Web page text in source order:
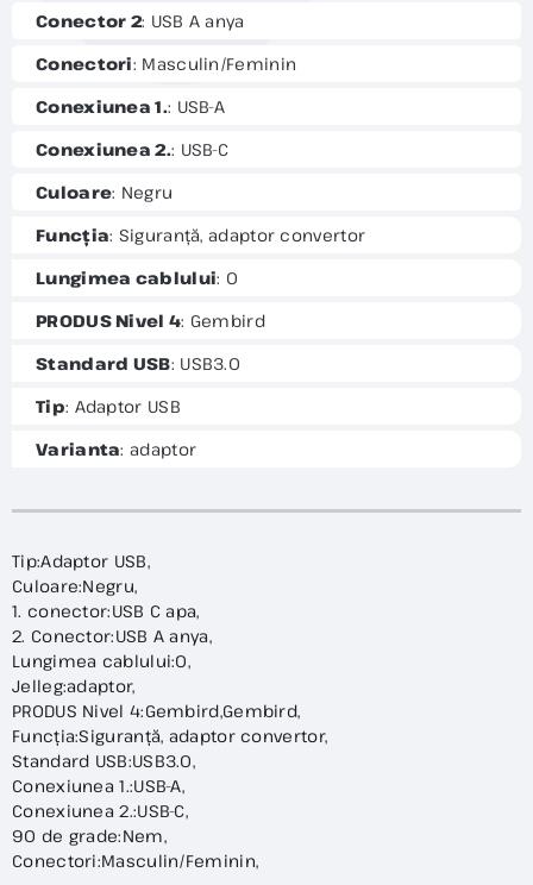
Conector 2: USB A anya
Conectori: Masculin/Feminin
Conexiunea 1.: USB-A
Conexiunea 2.: USB-C
Culoare: Negru
Funcția: Siguranță, adaptor convertor
Lungimea cablului: 0
PRODUS Nivel 4: Gembird
Standard USB: USB3.0
Tip: Adaptor USB
Varianta: adaptor
Tip:Adaptor USB,
Culoare:Negru,
1. conector:USB C apa,
2. Conector:USB A anya,
Lungimea cablului:0,
Jelleg:adaptor,
PRODUS Nivel 4:Gembird,Gembird,
Funcția:Siguranță, adaptor convertor,
Standard USB:USB3.0,
Conexiunea 1.:USB-A,
Conexiunea 2.:USB-C,
90 de grade:Nem,
Conectori:Masculin/Feminin,